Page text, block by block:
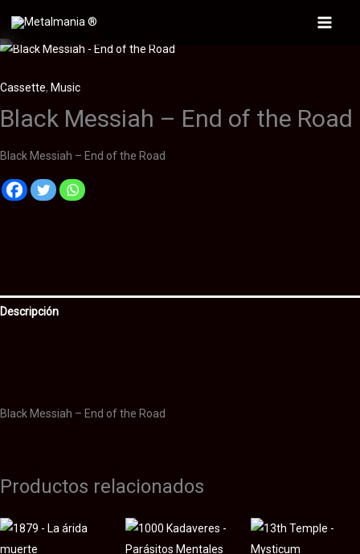
contenido
Main
Cassette, Music
Black Messiah – End of the Road
Black Messiah – End of the Road
Descripción
Black Messiah – End of the Road
Productos relacionados